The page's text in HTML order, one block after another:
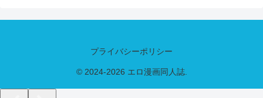
プライバシーポリシー
© 2024-2026 エロ漫画同人誌.